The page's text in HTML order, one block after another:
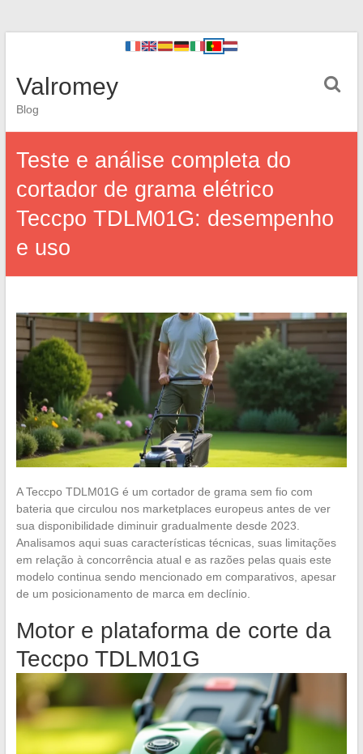
Valromey
Blog
Teste e análise completa do
cortador de grama elétrico
Teccpo TDLM01G: desempenho
e uso
A Teccpo TDLM01G é um cortador de grama sem fio com
bateria que circulou nos marketplaces europeus antes de ver
sua disponibilidade diminuir gradualmente desde 2023.
Analisamos aqui suas características técnicas, suas limitações
em relação à concorrência atual e as razões pelas quais este
modelo continua sendo mencionado em comparativos, apesar
de um posicionamento de marca em declínio.
Motor e plataforma de corte da
Teccpo TDLM01G